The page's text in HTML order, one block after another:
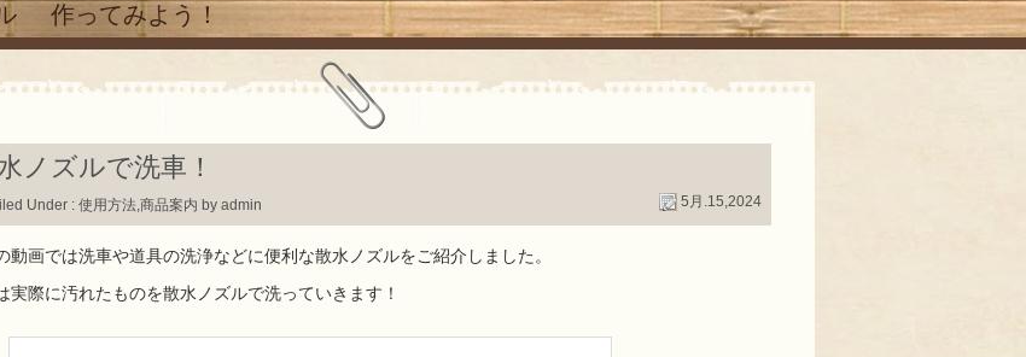
作ってみよう！
ノズルで洗車！
Under : 使用方法,商品案内 by admin 5月.15,2024
動画では洗車や道具の洗浄などに便利な散水ノズルをご紹介しました。
実際に汚れたものを散水ノズルで洗っていきます！